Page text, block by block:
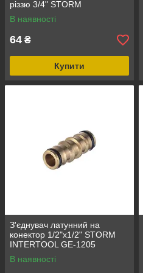
різзю 3/4" STORM
INTERTOOL GE-1202
В наявності
64 ₴
Купити
З'єднувач латунний на
конектор 1/2"х1/2" STORM
INTERTOOL GE-1205
В наявності